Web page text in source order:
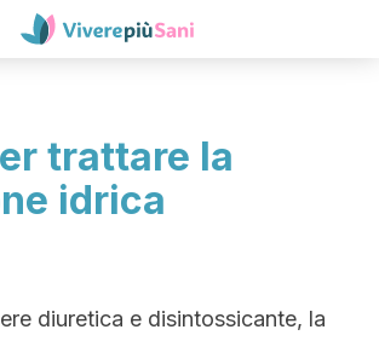
trattare la
idrica
diuretica e disintossicante, la